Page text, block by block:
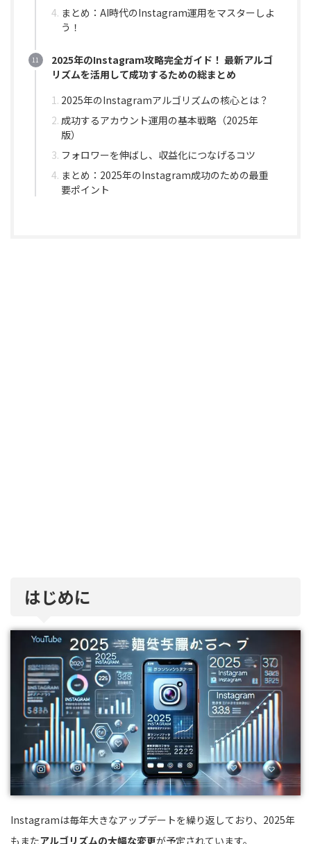
まとめ：AI時代のInstagram運用をマスターしよ
う！
2025年のInstagram攻略完全ガイド！ 最新アルゴ
リズムを活用して成功するための総まとめ
2025年のInstagramアルゴリズムの核心とは？
成功するアカウント運用の基本戦略（2025年
版）
フォロワーを伸ばし、収益化につなげるコツ
まとめ：2025年のInstagram成功のための最重
要ポイント
はじめに
Instagramは毎年大きなアップデートを繰り返しており、2025年
もまたアルゴリズムの大幅な変更が予定されています。